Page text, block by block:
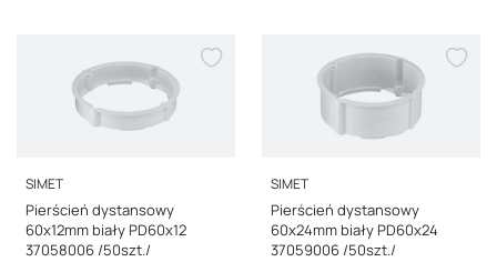
PRODUCENT
SIMET
Pierścień dystansowy
60x12mm biały PD60x12
37058006 /50szt./
PRODUCENT
SIMET
Pierścień dystansowy
60x24mm biały PD60x24
37059006 /50szt./